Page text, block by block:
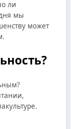
ли
мы
может